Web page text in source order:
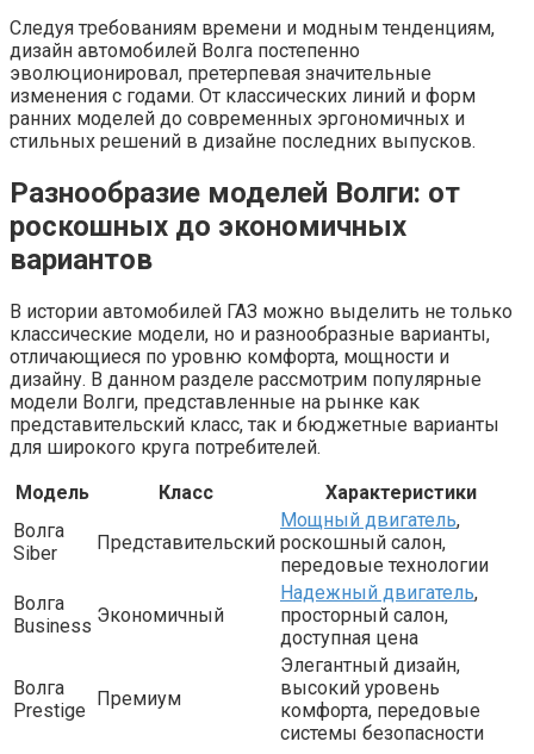
Следуя требованиям времени и модным тенденциям,
дизайн автомобилей Волга постепенно
эволюционировал, претерпевая значительные
изменения с годами. От классических линий и форм
ранних моделей до современных эргономичных и
стильных решений в дизайне последних выпусков.
Разнообразие моделей Волги: от
роскошных до экономичных
вариантов
В истории автомобилей ГАЗ можно выделить не только
классические модели, но и разнообразные варианты,
отличающиеся по уровню комфорта, мощности и
дизайну. В данном разделе рассмотрим популярные
модели Волги, представленные на рынке как
представительский класс, так и бюджетные варианты
для широкого круга потребителей.
Модель
Класс
Характеристики
Волга
Siber
Представительский
Мощный двигатель,
роскошный салон,
передовые технологии
Волга
Business Экономичный
Надежный двигатель,
просторный салон,
доступная цена
Волга
Prestige
Премиум
Элегантный дизайн,
высокий уровень
комфорта, передовые
системы безопасности